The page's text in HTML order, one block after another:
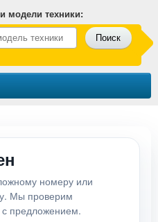
модели техники:
Поиск
номеру или
Мы проверим
предложением.